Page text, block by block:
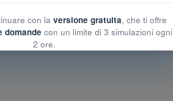
con la versione gratuita, che ti offre
domande con un limite di 3 simulazioni ogni
2 ore.